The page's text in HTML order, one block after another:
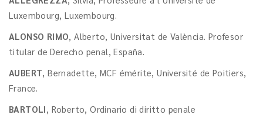
Luxembourg, Luxembourg.
ALONSO RIMO, Alberto, Universitat de València. Profesor
titular de Derecho penal, España.
AUBERT, Bernadette, MCF émérite, Université de Poitiers,
France.
BARTOLI, Roberto, Ordinario di diritto penale